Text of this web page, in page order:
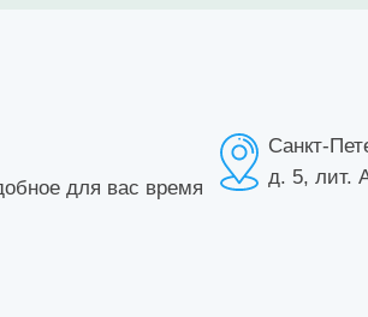
для вас время
Санкт-
д. 5, лит.